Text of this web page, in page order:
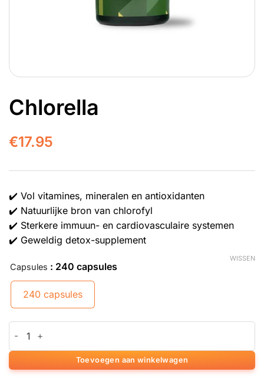
Chlorella
€17.95
✔️ Vol vitamines, mineralen en antioxidanten
✔️ Natuurlijke bron van chlorofyl
✔️ Sterkere immuun- en cardiovasculaire systemen
✔️ Geweldig detox-supplement
Capsules : 240 capsules
240 capsules
WISSEN
Toevoegen aan winkelwagen